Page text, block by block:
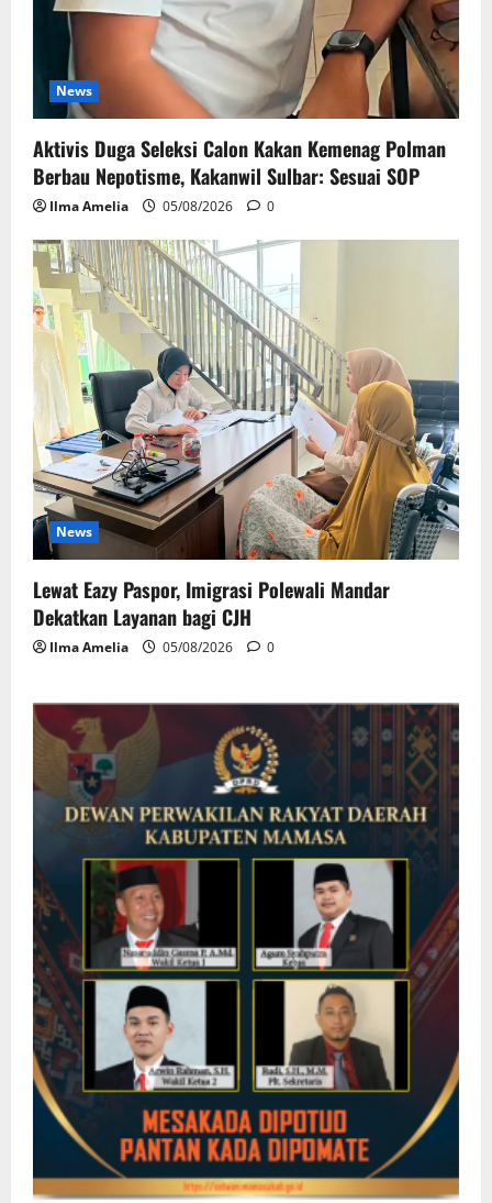
News
Aktivis Duga Seleksi Calon Kakan Kemenag Polman
Berbau Nepotisme, Kakanwil Sulbar: Sesuai SOP
Ilma Amelia 05/08/2026 0
News
Lewat Eazy Paspor, Imigrasi Polewali Mandar
Dekatkan Layanan bagi CJH
Ilma Amelia 05/08/2026 0